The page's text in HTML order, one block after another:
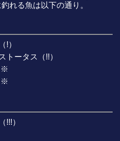
れる魚は以下の通り。
!）
トータス（!!）
※
※
!!!）